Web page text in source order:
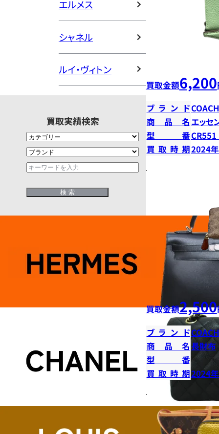
エルメス
シャネル
ルイ・ヴィトン
買取実績検索
買取金額6,200
ブランドCOACH
商品名 エッセ
型番
買取時期2024
買取金額2,500
ブランドCOACH
商品名長財布
型番
買取時期2024